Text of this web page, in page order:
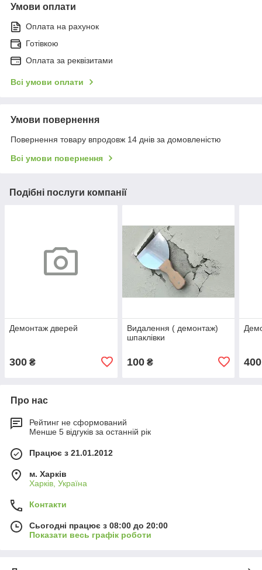
Умови оплати
Оплата на рахунок
Готівкою
Оплата за реквізитами
Всі умови оплати
Умови повернення
Повернення товару впродовж 14 днів за домовленістю
Всі умови повернення
Подібні послуги компанії
Демонтаж дверей
300 ₴
Видалення ( демонтаж)
шпаклівки
100₴ 400
Про нас
Рейтинг не сформований
Менше 5 відгуків за останній рік
Працює з 21.01.2012
м. Харків
Харків, Україна
Контакти
Сьогодні працює з 08:00 до 20:00
Показати весь графік роботи